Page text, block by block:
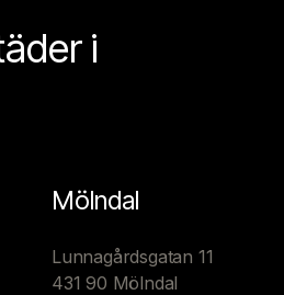
i
Mölndal
Lunnagårdsgatan 11
431 90 Mölndal